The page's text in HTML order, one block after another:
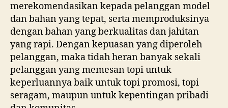
merekomendasikan kepada pelanggan model
dan bahan yang tepat, serta memproduksinya
dengan bahan yang berkualitas dan jahitan
yang rapi. Dengan kepuasan yang diperoleh
pelanggan, maka tidah heran banyak sekali
pelanggan yang memesan topi untuk
keperluannya baik untuk topi promosi, topi
seragam, maupun untuk kepentingan pribadi